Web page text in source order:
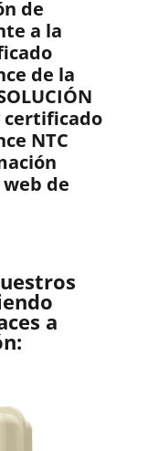
de
a la
de la
certificado
NTC
de
a